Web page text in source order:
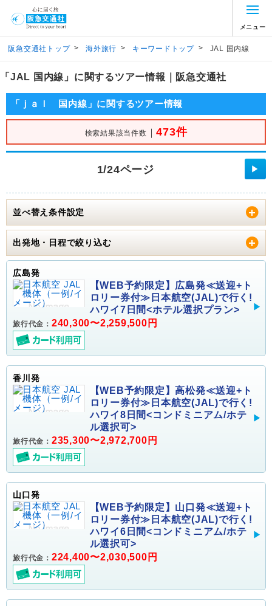
メニュー
阪急交通社トップ > 海外旅行 > キーワードトップ > JAL 国内線
「JAL 国内線」に関するツアー情報｜阪急交通社
「ｊａｌ 国内線」に関するツアー情報
検索結果該当件数 ｜473件
1/24ページ ▶
並べ替え条件設定
出発地・日程で絞り込む
広島発
【WEB予約限定】広島発≪送迎+ト
ロリー券付≫日本航空(JAL)で行く!
ハワイ7日間<ホテル選択プラン>
旅行代金： 240,300〜2,259,500円
香川発
【WEB予約限定】高松発≪送迎+ト
ロリー券付≫日本航空(JAL)で行く!
ハワイ8日間<コンドミニアム/ホテ
ル選択可>
旅行代金： 235,300〜2,972,700円
山口発
【WEB予約限定】山口発≪送迎+ト
ロリー券付≫日本航空(JAL)で行く!
ハワイ6日間<コンドミニアム/ホテ
ル選択可>
旅行代金： 224,400〜2,030,500円